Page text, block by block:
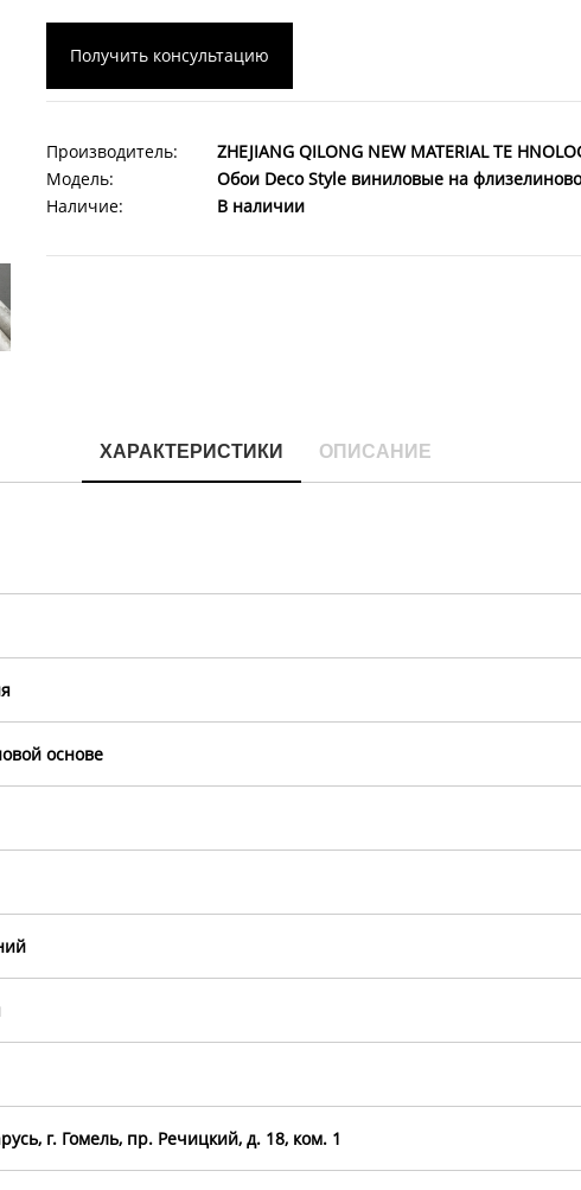
Получить консультацию
Производитель:
ZHEJIANG QILONG NEW MATERIAL TE
Модель:
Обои Deco Style виниловые на
Наличие:
В наличии
ХАРАКТЕРИСТИКИ ОПИСАНИЕ
основе
г. Гомель, пр. Речицкий, д. 18, ком. 1